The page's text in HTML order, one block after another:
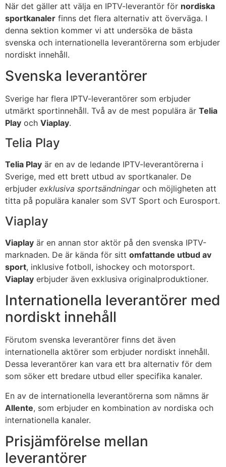
När det gäller att välja en IPTV-leverantör för nordiska
sportkanaler finns det flera alternativ att överväga. I
denna sektion kommer vi att undersöka de bästa
svenska och internationella leverantörerna som erbjuder
nordiskt innehåll.
Svenska leverantörer
Sverige har flera IPTV-leverantörer som erbjuder
utmärkt sportinnehåll. Två av de mest populära är Telia
Play och Viaplay.
Telia Play
Telia Play är en av de ledande IPTV-leverantörerna i
Sverige, med ett brett utbud av sportkanaler. De
erbjuder exklusiva sportsändningaroch möjligheten att
titta på populära kanaler som SVT Sport och Eurosport.
Viaplay
Viaplay är en annan stor aktör på den svenska IPTV-
marknaden. De är kända för sitt omfattande utbud av
sport, inklusive fotboll, ishockey och motorsport.
Viaplay erbjuder även exklusiva originalproduktioner.
Internationella leverantörer med
nordiskt innehåll
Förutom svenska leverantörer finns det även
internationella aktörer som erbjuder nordiskt innehåll.
Dessa leverantörer kan vara ett bra alternativ för dem
som söker ett bredare utbud eller specifika kanaler.
En av de internationella leverantörerna som nämns är
Allente, som erbjuder en kombination av nordiska och
internationella kanaler.
Prisjämförelse mellan
leverantörer